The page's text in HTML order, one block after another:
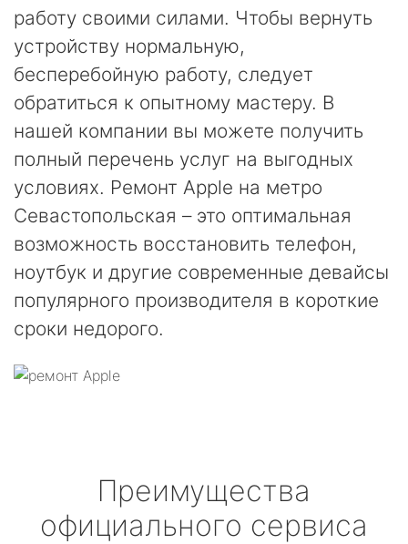
работу своими силами. Чтобы вернуть
устройству нормальную,
бесперебойную работу, следует
обратиться к опытному мастеру. В
нашей компании вы можете получить
полный перечень услуг на выгодных
условиях. Ремонт Apple на метро
Севастопольская – это оптимальная
возможность восстановить телефон,
ноутбук и другие современные девайсы
популярного производителя в короткие
сроки недорого.
Преимущества
официального сервиса